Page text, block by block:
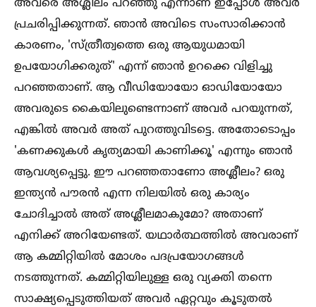
അവരെ അശ്ലീലം പറഞ്ഞു എന്നാണ് ഇപ്പോള്‍ അവർ
പ്രചരിപ്പിക്കുന്നത്. ഞാൻ അവിടെ സംസാരിക്കാൻ
കാരണം, 'സ്ത്രീത്വത്തെ ഒരു ആയുധമായി
ഉപയോഗിക്കരുത്' എന്ന് ഞാൻ ഉറക്കെ വിളിച്ചു
പറഞ്ഞതാണ്. ആ വീഡിയോയോ ഓഡിയോയോ
അവരുടെ കൈയിലുണ്ടെന്നാണ് അവർ പറയുന്നത്,
എങ്കില്‍ അവർ അത് പുറത്തുവിടട്ടെ. അതോടൊപ്പം
'കണക്കുകള്‍ കൃത്യമായി കാണിക്കൂ' എന്നും ഞാൻ
ആവശ്യപ്പെട്ടു. ഈ പറഞ്ഞതാണോ അശ്ലീലം? ഒരു
ഇന്ത്യൻ പൗരൻ എന്ന നിലയില്‍ ഒരു കാര്യം
ചോദിച്ചാല്‍ അത് അശ്ലീലമാകുമോ? അതാണ്
എനിക്ക് അറിയേണ്ടത്. യഥാർത്ഥത്തില്‍ അവരാണ്
ആ കമ്മിറ്റിയില്‍ മോശം പദപ്രയോഗങ്ങള്‍
നടത്തുന്നത്. കമ്മിറ്റിയിലുള്ള ഒരു വ്യക്തി തന്നെ
സാക്ഷ്യപ്പെടുത്തിയത് അവർ ഏറ്റവും കൂടുതല്‍